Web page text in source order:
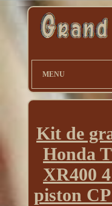
MENU
Kit de
Honda
XR400
piston